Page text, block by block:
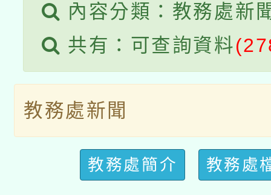
內容分類：教務處新
共有：可查詢資料
教務處新聞
教務處簡介 教務處